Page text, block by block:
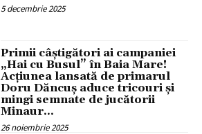
5 decembrie 2025
Primii câștigători ai campaniei
„Hai cu Busul” în Baia Mare!
Acțiunea lansată de primarul
Doru Dăncuș aduce tricouri și
mingi semnate de jucătorii
Minaur...
26 noiembrie 2025